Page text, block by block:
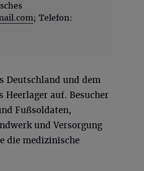
; Telefon:
Deutschland und dem
Heerlager auf. Besucher
Fußsoldaten,
und Versorgung
die medizinische